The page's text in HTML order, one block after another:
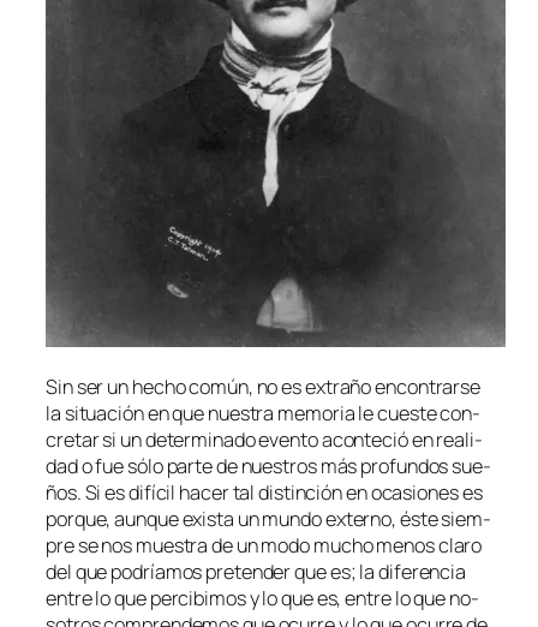
Sin ser un he­cho co­mún, no es ex­tra­ño en­con­trar­se
la si­tua­ción en que nues­tra me­mo­ria le cues­te con­
cre­tar si un de­ter­mi­na­do even­to acon­te­ció en reali­
dad o fue só­lo par­te de nues­tros más pro­fun­dos sue­
ños. Si es di­fí­cil ha­cer tal dis­tin­ción en oca­sio­nes es
por­que, aun­que exis­ta un mun­do ex­terno, és­te siem­
pre se nos mues­tra de un mo­do mu­cho me­nos cla­ro
del que po­dría­mos pre­ten­der que es; la di­fe­ren­cia
en­tre lo que per­ci­bi­mos y lo que es, en­tre lo que no­